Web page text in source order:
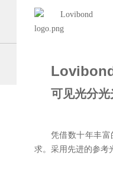
可见光分光
凭借数十年丰
求。采用先进的参考